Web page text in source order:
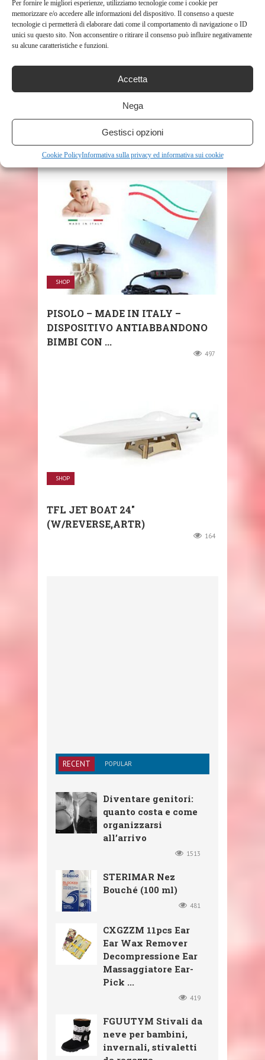
Per fornire le migliori esperienze, utilizziamo tecnologie come i cookie per
memorizzare e/o accedere alle informazioni del dispositivo. Il consenso a queste
tecnologie ci permetterà di elaborare dati come il comportamento di navigazione o ID
unici su questo sito. Non acconsentire o ritirare il consenso può influire negativamente
su alcune caratteristiche e funzioni.
Accetta
Nega
Gestisci opzioni
Cookie PolicyInformativa sulla privacy ed informativa sui cookie
UNICORNO LUCE NOTTURNA
BAMBINI, LAMPADA NOTTURNA
UNICORNO BAMBINA REGALO 2 ...
126
SHOP
PISOLO – MADE IN ITALY –
DISPOSITIVO ANTIABBANDONO
BIMBI CON ...
497
SHOP
TFL JET BOAT 24″
(W/REVERSE,ARTR)
164
RECENT POPULAR
Diventare genitori:
quanto costa e come
organizzarsi
all’arrivo
1513
STERIMAR Nez
Bouché (100 ml)
481
CXGZZM 11pcs Ear
Ear Wax Remover
Decompressione Ear
Massaggiatore Ear-
Pick ...
419
FGUUTYM Stivali da
neve per bambini,
invernali, stivaletti